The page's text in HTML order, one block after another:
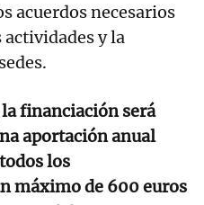
acuerdos necesarios
y la
la financiación será
aportación anual
los
máximo de 600 euros